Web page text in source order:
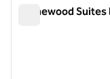
Homewood